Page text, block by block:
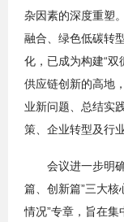
杂因素的深度重塑
融合、绿色低碳转
化，已成为构建“双
供应链创新的高地
业新问题、总结实
策、企业转型及行
会议进一步明确
篇、创新篇”三大核
情况”专章，旨在集